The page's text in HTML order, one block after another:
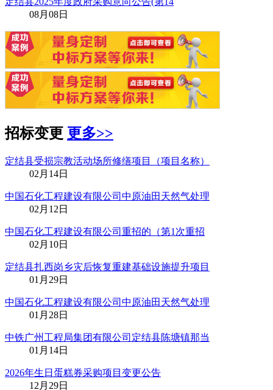
08月08日
招标变更 更多>>
定结县受损宗教活动场所修缮项目（项目名称）
02月14日
中国石化工程建设有限公司中原油田天然气处理
02月12日
中国石化工程建设有限公司重招的（第1次重招
02月10日
定结县扎西岗乡灾后恢复重建基础设施提升项目
01月29日
中国石化工程建设有限公司中原油田天然气处理
01月28日
中铁广州工程局集团有限公司定结县陈塘镇那当
01月14日
2026年生日蛋糕券采购项目变更公告
12月29日